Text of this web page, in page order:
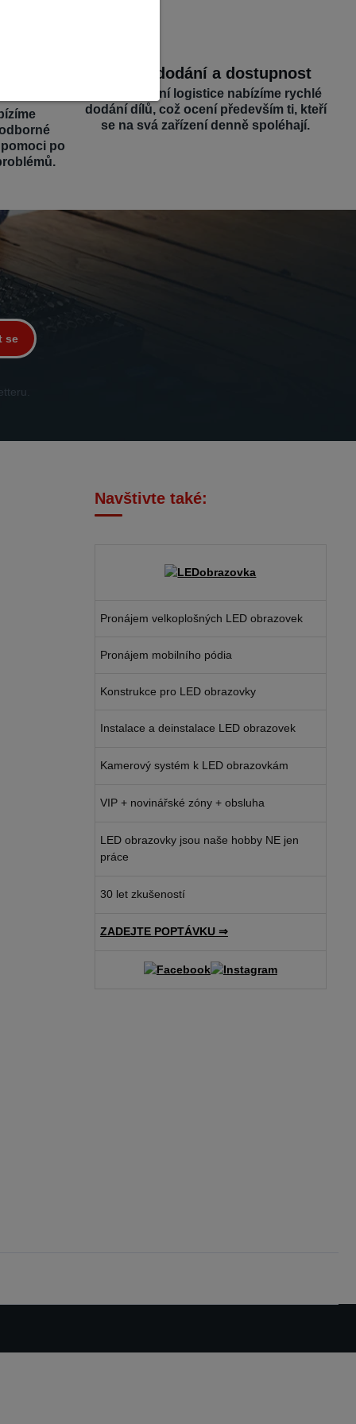
po
Rychlé dodání a dostupnost
Díky efektivní logistice nabízíme rychlé
dodání dílů, což ocení především ti, kteří
se na svá zařízení denně spoléhají.
se
Navštivte také:
Pronájem velkoplošných LED obrazovek
Pronájem mobilního pódia
Konstrukce pro LED obrazovky
Instalace a deinstalace LED obrazovek
Kamerový systém k LED obrazovkám
VIP + novinářské zóny + obsluha
LED obrazovky jsou naše hobby NE jen
práce
30 let zkušeností
ZADEJTE POPTÁVKU ⇒